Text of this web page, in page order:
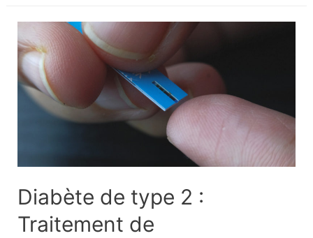
Neem
pour
santé
des
Croissance
et
autres
avantages,
Diabète de type 2 :
Traitement de